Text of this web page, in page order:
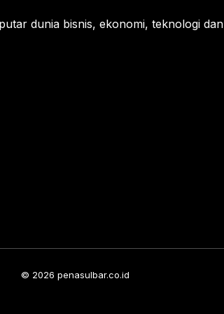
dunia bisnis, ekonomi, teknologi dan
© 2026 penasulbar.co.id